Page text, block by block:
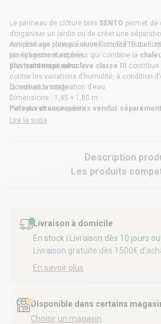
Le panneau de clôture bois SENTO permet de
d’organiser un jardin ou de créer une
remplissage plein préserve l’intimité tout en
pin sylvestre européen.
Associé aux poteaux aluminiumELYTEou
aménagement extérieur qui combine la
plus contemporaine.
Sontraitement autoclave classe III
contribue
contre les variations d’humidité, à condition
la terre et la stagnation d’eau.
Occultation totale
Dimensions : 1,85 × 1,80 m
Pin sylvestre européen
Traitement autoclave classe III
Poteaux et accessoires vendus
Lire la suite
Description
Les produits
Livraison à domicile
En stock
| Livraison dès 10 jours
Livraison gratuite dès 1500€
En savoir plus
Disponible dans certains
Choisir un magasin